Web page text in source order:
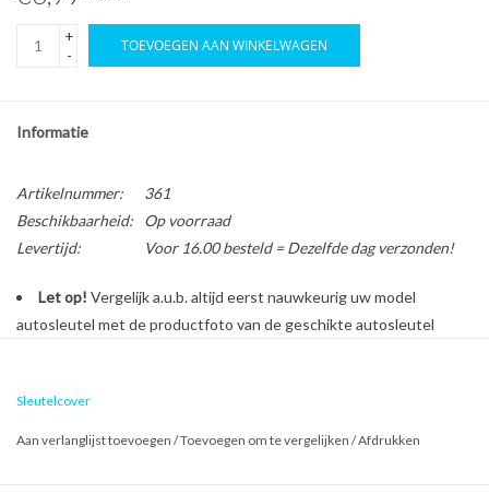
+
-
TOEVOEGEN AAN WINKELWAGEN
Informatie
Artikelnummer:
361
Beschikbaarheid:
Op voorraad
Levertijd:
Voor 16.00 besteld = Dezelfde dag verzonden!
Let op! Vergelijk a.u.b. altijd eerst nauwkeurig uw model
autosleutel met de productfoto van de geschikte autosleutel
Sleutelcover
Aan verlanglijst toevoegen /Toevoegen om te vergelijken /Afdrukken